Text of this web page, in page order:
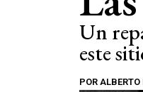
Un
este
POR ALBERTO